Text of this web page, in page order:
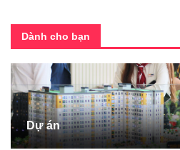
Dành cho bạn
Dự án